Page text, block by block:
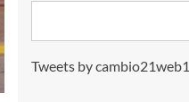
Tweets by cambio21web1